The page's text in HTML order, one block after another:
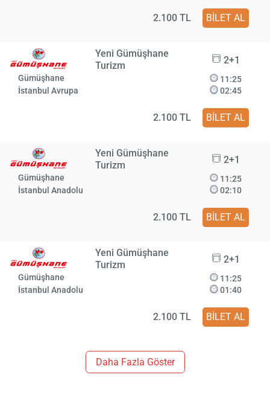
2.100 TL BİLET AL
Yeni Gümüşhane
Turizm
2+1
Gümüşhane
İstanbul Avrupa
11:25
02:45
2.100 TL BİLET AL
Yeni Gümüşhane
Turizm
2+1
Gümüşhane
İstanbul Anadolu
11:25
02:10
2.100 TL BİLET AL
Yeni Gümüşhane
Turizm
2+1
Gümüşhane
İstanbul Anadolu
11:25
01:40
2.100 TL BİLET AL
Daha Fazla Göster